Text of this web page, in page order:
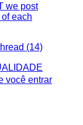
we post
each
(14)
você entrar